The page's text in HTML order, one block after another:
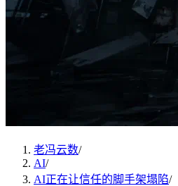
老冯云数/
AI/
AI正在让信任的脚手架塌陷/